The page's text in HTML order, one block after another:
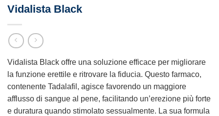
Vidalista Black
Vidalista Black offre una soluzione efficace per migliorare
la funzione erettile e ritrovare la fiducia. Questo farmaco,
contenente Tadalafil, agisce favorendo un maggiore
afflusso di sangue al pene, facilitando un’erezione più forte
e duratura quando stimolato sessualmente. La sua formula